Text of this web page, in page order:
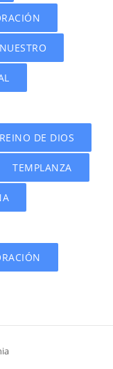
REINO DE DIOS
TEMPLANZA